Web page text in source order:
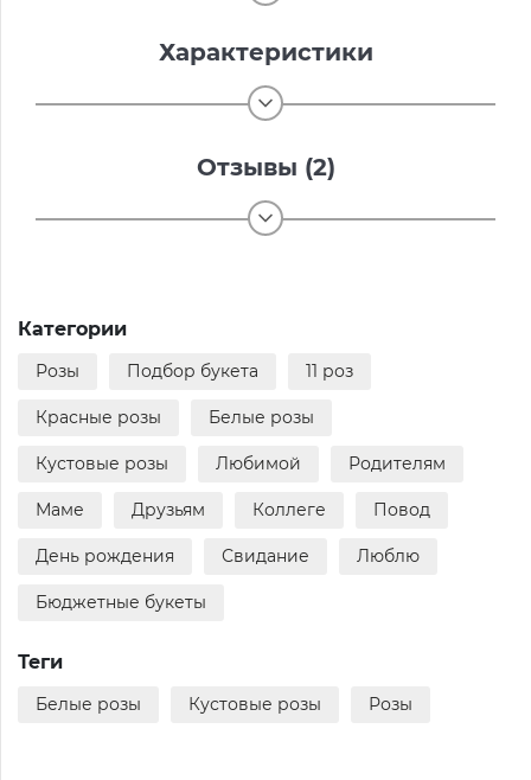
Характеристики
Отзывы (2)
Категории
Розы Подбор букета 11 роз
Красные розы Белые розы
Кустовые розы Любимой Родителям
Маме Друзьям Коллеге Повод
День рождения Свидание Люблю
Бюджетные букеты
Теги
Белые розы Кустовые розы Розы